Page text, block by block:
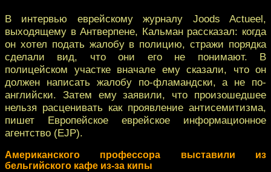
В интервью еврейскому журналу Joods Actueel,
выходящему в Антверпене, Кальман рассказал: когда
он хотел подать жалобу в полицию, стражи порядка
сделали вид, что они его не понимают. В
полицейском участке вначале ему сказали, что он
должен написать жалобу по-фламандски, а не по-
английски. Затем ему заявили, что произошедшее
нельзя расценивать как проявление антисемитизма,
пишет Европейское еврейское информационное
агентство (EJP).
Американского профессора выставили из
бельгийского кафе из-за кипы